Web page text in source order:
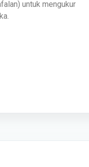
untuk mengukur